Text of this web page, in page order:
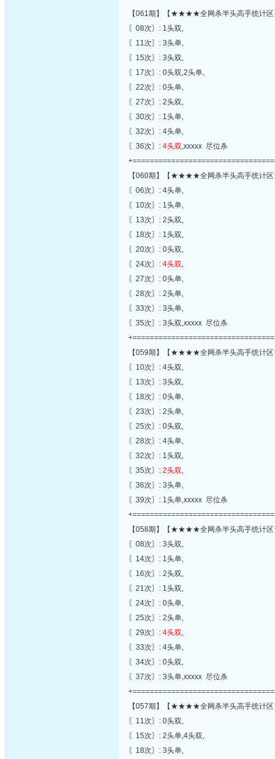
【061期】【★★★★全网杀半头高手统计
〖08次〗: 1头双,
〖11次〗: 3头单,
〖15次〗: 3头双,
〖17次〗: 0头双,2头单,
〖22次〗: 0头单,
〖27次〗: 2头双,
〖30次〗: 1头单,
〖32次〗: 4头单,
〖36次〗: 4头双,xxxxx 尽位杀
【060期】【★★★★全网杀半头高手统计
〖06次〗: 4头单,
〖10次〗: 1头单,
〖13次〗: 2头双,
〖18次〗: 1头双,
〖20次〗: 0头双,
〖24次〗: 4头双,
〖27次〗: 0头单,
〖28次〗: 2头单,
〖33次〗: 3头单,
〖35次〗: 3头双,xxxxx 尽位杀
【059期】【★★★★全网杀半头高手统计
〖10次〗: 4头双,
〖13次〗: 3头双,
〖18次〗: 0头单,
〖23次〗: 2头单,
〖25次〗: 0头双,
〖28次〗: 4头单,
〖32次〗: 1头双,
〖35次〗: 2头双,
〖36次〗: 3头单,
〖39次〗: 1头单,xxxxx 尽位杀
【058期】【★★★★全网杀半头高手统计
〖08次〗: 3头双,
〖14次〗: 1头单,
〖16次〗: 2头双,
〖21次〗: 1头双,
〖24次〗: 0头单,
〖25次〗: 2头单,
〖29次〗: 4头双,
〖33次〗: 4头单,
〖34次〗: 0头双,
〖37次〗: 3头单,xxxxx 尽位杀
【057期】【★★★★全网杀半头高手统计
〖11次〗: 0头双,
〖15次〗: 2头单,4头双,
〖18次〗: 3头单,